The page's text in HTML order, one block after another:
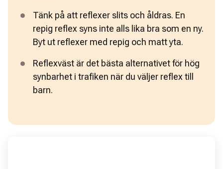
Tänk på att reflexer slits och åldras. En
repig reflex syns inte alls lika bra som en ny.
Byt ut reflexer med repig och matt yta.
Reflexväst är det bästa alternativet för hög
synbarhet i trafiken när du väljer reflex till
barn.